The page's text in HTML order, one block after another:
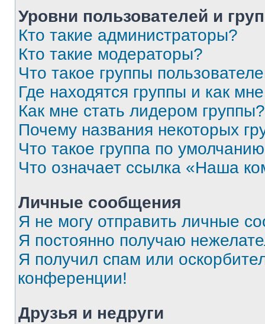
Уровни пользователей и
Кто такие администраторы?
Кто такие модераторы?
Что такое группы
Где находятся группы и как
Как мне стать лидером группы?
Почему названия некоторых
Что такое группа по
Что означает ссылка «Наша
Личные сообщения
Я не могу отправить личные
Я постоянно получаю
Я получил спам или
конференции!
Друзья и недруги